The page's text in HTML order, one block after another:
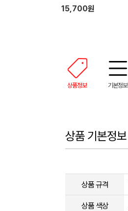
15,700원
상품정보 기본정보
상품 기본정보
상품 규격
상품 색상